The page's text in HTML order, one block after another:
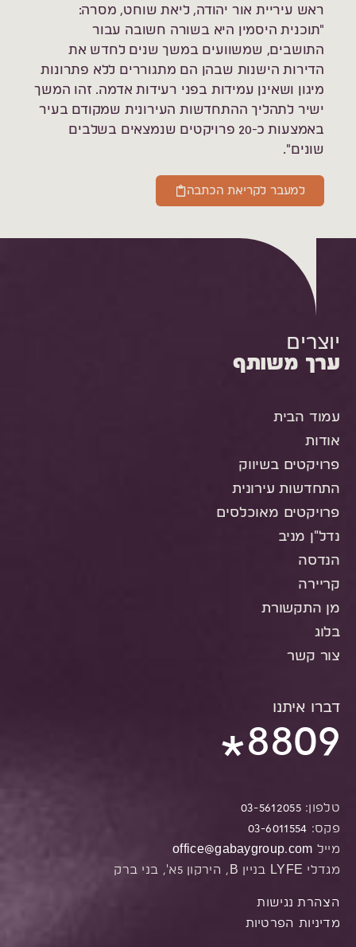
ראש עיריית אור יהודה, ליאת שוחט, מסרה:
"תוכנית היסמין היא בשורה חשובה עבור
התושבים, שמשוועים במשך שנים לחדש את
הדירות הישנות שבהן הם מתגוררים ללא פתרונות
מיגון ושאינן עמידות בפני רעידות אדמה. זהו המשך
ישיר לתהליך ההתחדשות העירונית שמקודם בעיר
באמצעות כ-20 פרויקטים שנמצאים בשלבים
שונים".
למעבר לקריאת הכתבה
יוצרים
ערך משותף
עמוד הבית
אודות
פרויקטים בשיווק
התחדשות עירונית
פרויקטים מאוכלסים
נדל"ן מניב
הנדסה
קריירה
מן התקשורת
בלוג
צור קשר
דברו איתנו
8809
*
טלפון:03-5612055
פקס: 03-6011554
מייל office@gabaygroup.com
מגדלי LYFE בניין B, הירקון 5א', בני ברק
הצהרת נגישות
מדיניות הפרטיות